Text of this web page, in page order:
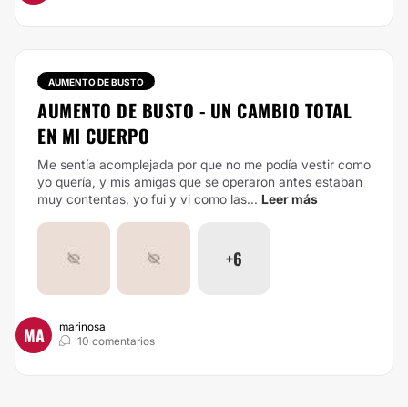
AUMENTO DE BUSTO
AUMENTO DE BUSTO - UN CAMBIO TOTAL
EN MI CUERPO
Me sentía acomplejada por que no me podía vestir como
yo quería, y mis amigas que se operaron antes estaban
muy contentas, yo fui y vi como las... Leer más
+6
MA
marinosa
10 comentarios